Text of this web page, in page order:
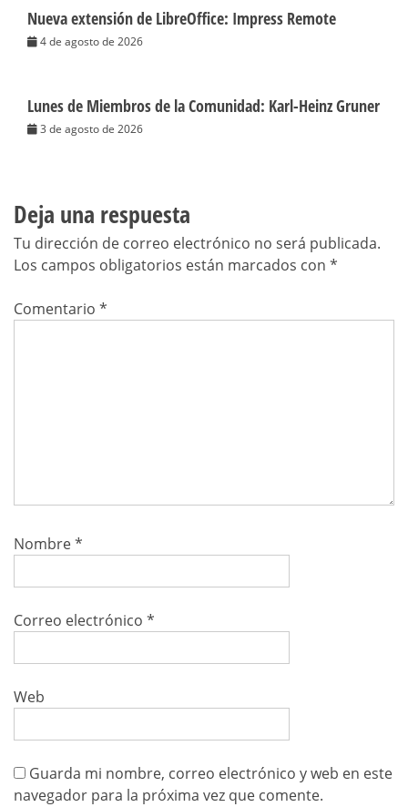
Nueva extensión de LibreOffice: Impress Remote
4 de agosto de 2026
Lunes de Miembros de la Comunidad: Karl-Heinz Gruner
3 de agosto de 2026
Deja una respuesta
Tu dirección de correo electrónico no será publicada.
Los campos obligatorios están marcados con *
Comentario *
Nombre*
Correo electrónico *
Web
Guarda mi nombre, correo electrónico y web en este
navegador para la próxima vez que comente.